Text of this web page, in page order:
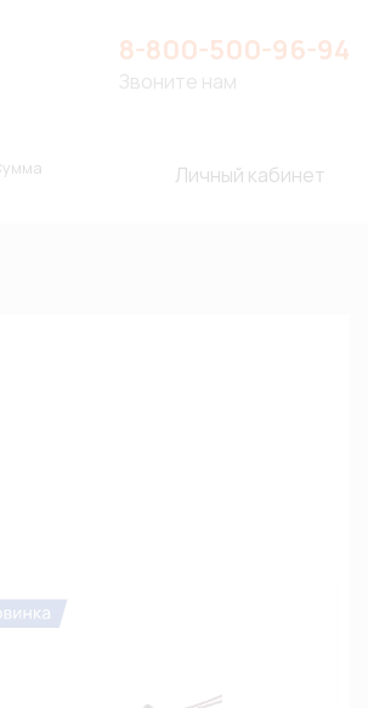
8-800-500-96-94
Звоните нам
Личный кабинет